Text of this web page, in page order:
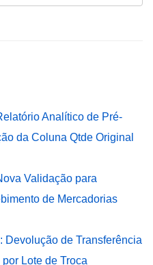
Analítico de Pré-
da Coluna Qtde Original
Validação para
de Mercadorias
Devolução de Transferência
Lote de Troca